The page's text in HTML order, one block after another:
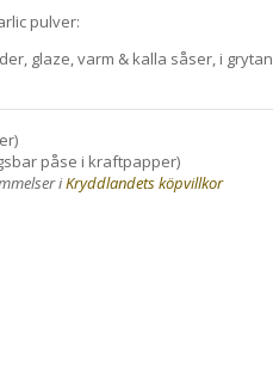
pulver:
glaze, varm & kalla såser, i grytan,
påse i kraftpapper)
iKryddlandets köpvillkor